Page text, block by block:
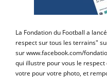
La Fondation du Football a
respect sur tous les terrains"
sur www.facebook.com/
qui illustre pour vous le
votre pour votre photo, et